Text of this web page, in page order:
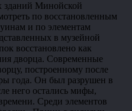
зданий Минойской
по восстановленным
и по элементам
в музейной
восстановлено как
дворца. Современные
построенному после
года. Он был разрушен в
него остались мифы,
Среди элементов